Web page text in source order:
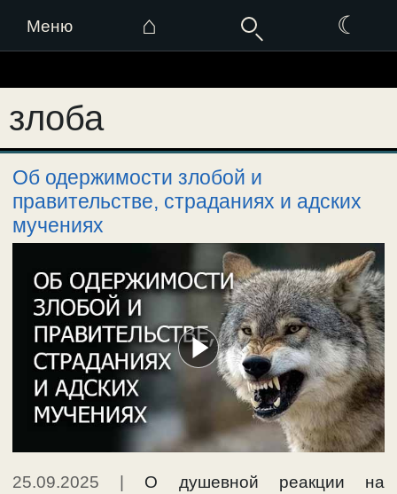
Меню ⌂ ☾
к
содержимому
злоба
Об одержимости злобой и
правительстве, страданиях и адских
мучениях
25.09.2025 | О душевной реакции на